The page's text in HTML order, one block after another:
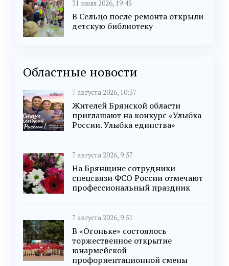
31 июля 2026, 19:45
В Сельцо после ремонта открыли
детскую библиотеку
Областные новости
7 августа 2026, 10:37
Жителей Брянской области
приглашают на конкурс «Улыбка
России. Улыбка единства»
7 августа 2026, 9:57
На Брянщине сотрудники
спецсвязи ФСО России отмечают
профессиональный праздник
7 августа 2026, 9:51
В «Огоньке» состоялось
торжественное открытие
юнармейской
профориентационной смены